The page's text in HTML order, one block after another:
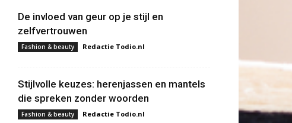
De invloed van geur op je stijl en
zelfvertrouwen
Fashion & beauty Redactie Todio.nl
Stijlvolle keuzes: herenjassen en mantels
die spreken zonder woorden
Fashion & beauty Redactie Todio.nl